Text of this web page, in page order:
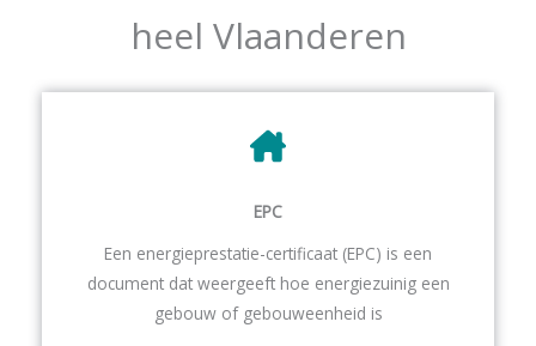
heel Vlaanderen
EPC
Een energieprestatie-certificaat (EPC) is een
document dat weergeeft hoe energiezuinig een
gebouw of gebouweenheid is